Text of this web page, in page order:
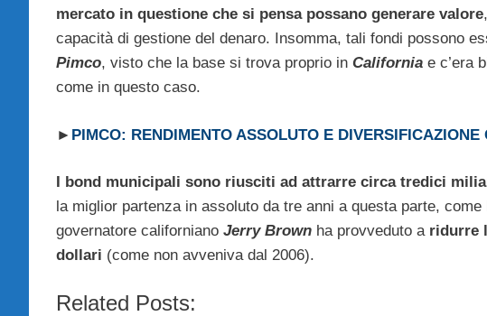
mercato in questione che si pensa possano generare valore
capacità di gestione del denaro. Insomma, tali fondi possono
Pimco, visto che la base si trova proprio in California e c’era
come in questo caso.
► PIMCO: RENDIMENTO ASSOLUTO E DIVERSIFICAZIONE
I bond municipali sono riusciti ad attrarre circa tredici
la miglior partenza in assoluto da tre anni a questa parte, come
governatore californiano Jerry Brown ha provveduto a ridurre
dollari (come non avveniva dal 2006).
Related Posts: